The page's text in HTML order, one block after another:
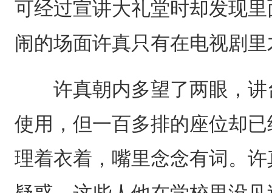
可经过宣讲大礼堂时却发现
闹的场面许真只有在电视剧
许真朝内多望了两眼，讲
使用，但一百多排的座位却
理着衣着，嘴里念念有词。